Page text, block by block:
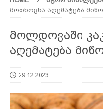
მოთხოვნა აღემატება
მოლდოვაში
აღემატება
29.12.2023